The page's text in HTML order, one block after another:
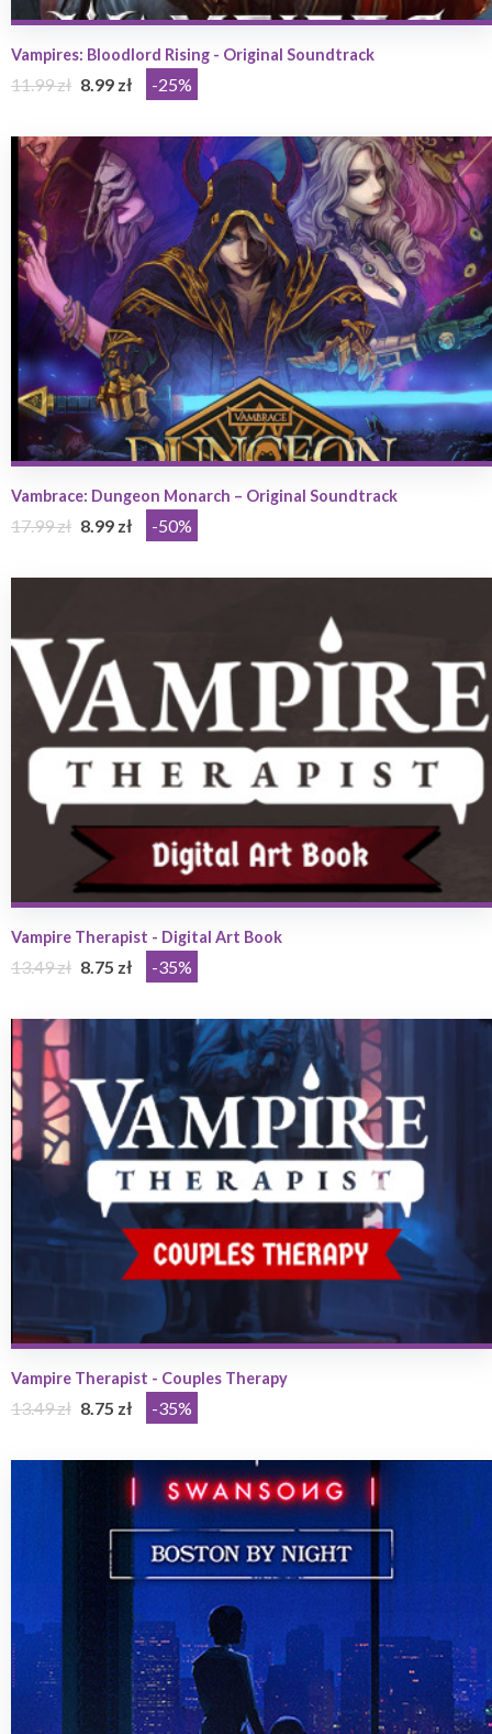
Vampires: Bloodlord Rising - Original Soundtrack
11.99 zł 8.99 zł -25%
Vambrace: Dungeon Monarch – Original Soundtrack
17.99 zł 8.99 zł -50%
Vampire Therapist - Digital Art Book
13.49 zł 8.75 zł -35%
Vampire Therapist - Couples Therapy
13.49 zł 8.75 zł -35%